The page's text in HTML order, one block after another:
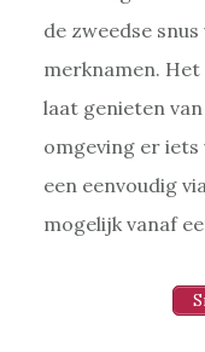
de zweedse
merknamen.
laat genieten
omgeving er iets
een eenvoudig
mogelijk vanaf